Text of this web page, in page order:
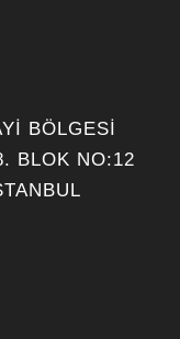
BÖLGESİ
BLOK NO:12